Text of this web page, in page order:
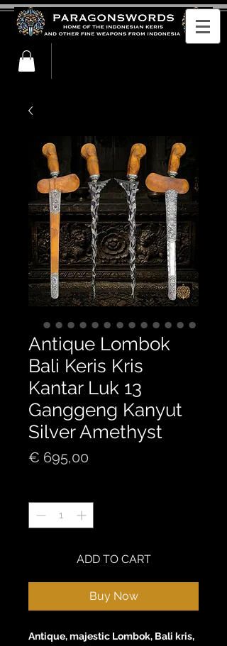
Antique Lombok
Bali Keris Kris
Kantar Luk 13
Ganggeng Kanyut
Silver Amethyst
€ 695,00
ADD TO CART
Buy Now
Antique, majestic Lombok, Bali kris,